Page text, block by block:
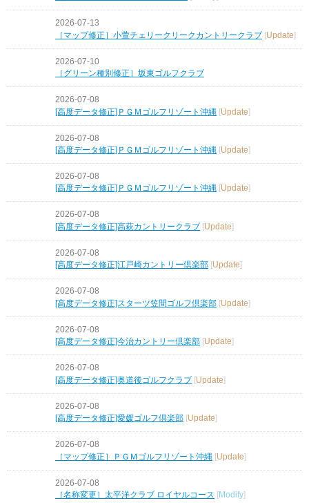
2026-07-13
［マップ修正］小萱チェリークリークカントリークラブ [Update]
2026-07-10
［グリーン種別修正］坂東ゴルフクラブ
2026-07-08
[高度データ修正]ＰＧＭゴルフリゾート沖縄 [Update]
2026-07-08
[高度データ修正]ＰＧＭゴルフリゾート沖縄 [Update]
2026-07-08
[高度データ修正]ＰＧＭゴルフリゾート沖縄 Update
2026-07-08
[高度データ修正]高萩カントリークラブ [Update]
2026-07-08
[高度データ修正]江戸崎カントリー倶楽部 Update
2026-07-08
[高度データ修正]スターツ笠間ゴルフ倶楽部 [Update]
2026-07-08
[高度データ修正]今治カントリー倶楽部 Update
2026-07-08
[高度データ修正]奥道後ゴルフクラブ [Update]
2026-07-08
[高度データ修正]愛媛ゴルフ倶楽部 Update
2026-07-08
［マップ修正］ＰＧＭゴルフリゾート沖縄 [Update]
2026-07-08
［名称変更］太平洋クラブ ロイヤルコース [Modify]